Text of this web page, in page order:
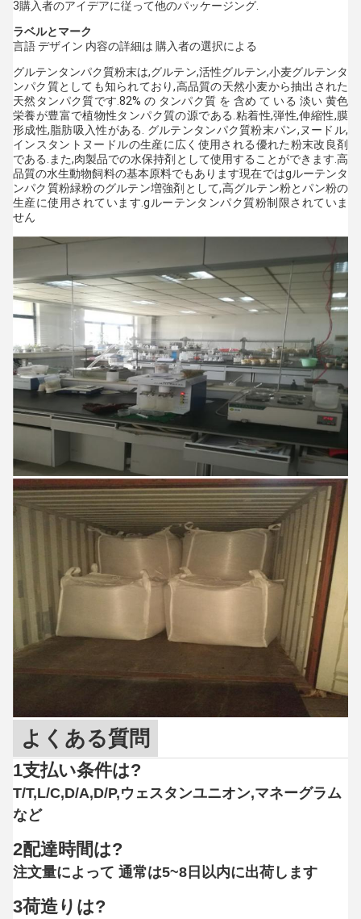
3購入者のアイデアに従って他のパッケージング.
ラベルとマーク
言語 デザイン 内容の詳細は 購入者の選択による
グルテンタンパク質粉末は,グルテン,活性グルテン,小麦グルテンタ
ンパク質としても知られており,高品質の天然小麦から抽出された
天然タンパク質です.82% の タンパク質 を 含め て いる 淡い 黄色
栄養が豊富で植物性タンパク質の源である.粘着性,弾性,伸縮性,膜
形成性,脂肪吸入性がある.
グルテンタンパク質粉末パン,ヌードル,
インスタントヌードルの生産に広く使用される優れた粉末改良剤
である.また,肉製品での水保持剤として使用することができます.高
品質の水生動物飼料の基本原料でもあります現在ではgルーテンタ
ンパク質粉緑粉のグルテン増強剤として,高グルテン粉とパン粉の
生産に使用されています.g ルーテンタンパク質粉制限されていま
せん
よくある質問
1支払い条件は?
T/T,L/C,D/A,D/P,ウェスタンユニオン,マネーグラム
など
2配達時間は?
注文量によって 通常は5~8日以内に出荷します
3荷造りは?